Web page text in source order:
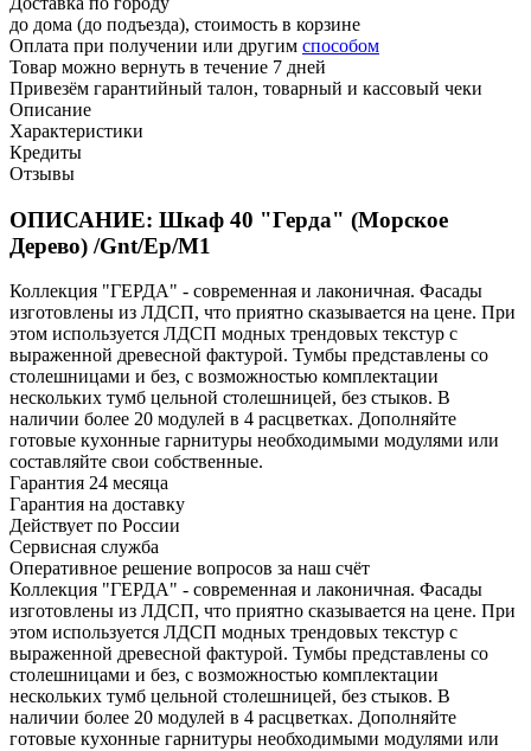
до дома (до подъезда), стоимость в корзине
Оплата при получении или другим способом
Товар можно вернуть в течение 7 дней
Привезём гарантийный талон, товарный и кассовый чеки
Описание
Характеристики
Кредиты
Отзывы
ОПИСАНИЕ: Шкаф 40 "Герда" (Морское
Дерево) /Gnt/Ep/М1
Коллекция "ГЕРДА" - современная и лаконичная. Фасады
изготовлены из ЛДСП, что приятно сказывается на цене. При
этом используется ЛДСП модных трендовых текстур с
выраженной древесной фактурой. Тумбы представлены со
столешницами и без, с возможностью комплектации
нескольких тумб цельной столешницей, без стыков. В
наличии более 20 модулей в 4 расцветках. Дополняйте
готовые кухонные гарнитуры необходимыми модулями или
составляйте свои собственные.
Гарантия 24 месяца
Гарантия на доставку
Действует по России
Сервисная служба
Оперативное решение вопросов за наш счёт
Коллекция "ГЕРДА" - современная и лаконичная. Фасады
изготовлены из ЛДСП, что приятно сказывается на цене. При
этом используется ЛДСП модных трендовых текстур с
выраженной древесной фактурой. Тумбы представлены со
столешницами и без, с возможностью комплектации
нескольких тумб цельной столешницей, без стыков. В
наличии более 20 модулей в 4 расцветках. Дополняйте
готовые кухонные гарнитуры необходимыми модулями или